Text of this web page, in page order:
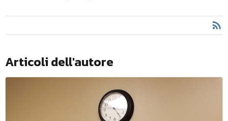
Articoli dell'autore